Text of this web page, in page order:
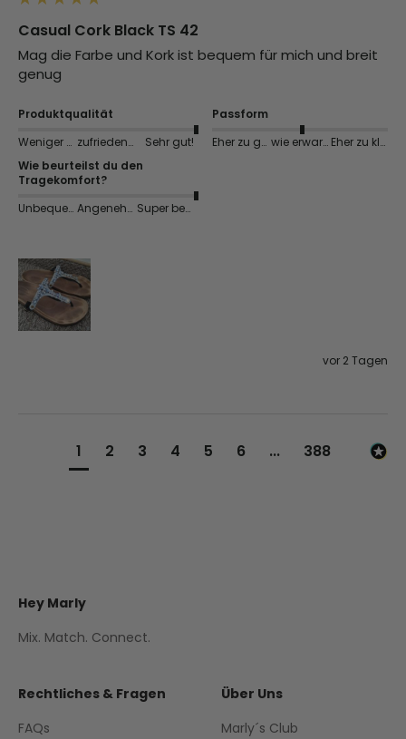
Casual Cork Black TS 42
Mag die Farbe und Kork ist bequem für mich und breit
genug
Produktqualität
Weniger gut
zufriedenstellend Sehr gut!
Passform
Eher zu groß
wie erwartet
Eher zu klein
Wie beurteilst du den
Tragekomfort?
Unbequem
Angenehm Super bequem
vor 2 Tagen
1 2 3 4 5 6 ... 388
Hey Marly
Mix. Match. Connect.
Rechtliches & Fragen
FAQs
Über Uns
Marly´s Club